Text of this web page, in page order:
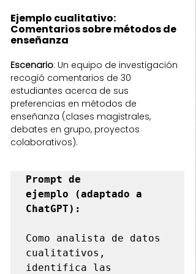
Ejemplo cualitativo:
Comentarios sobre métodos de
enseñanza
Escenario: Un equipo de investigación
recogió comentarios de 30
estudiantes acerca de sus
preferencias en métodos de
enseñanza (clases magistrales,
debates en grupo, proyectos
colaborativos).
Prompt de
ejemplo (adaptado a
ChatGPT):
Como analista de datos
cualitativos,
identifica las